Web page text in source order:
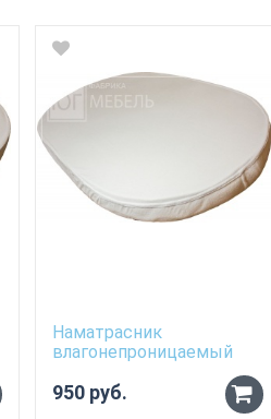
Наматрасник
влагонепроницаемый
для овального матраса
70см*120см
950 руб.